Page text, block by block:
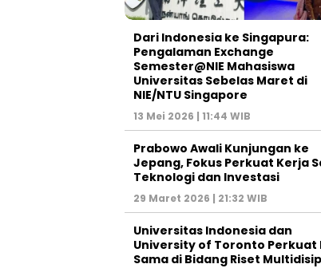
Dari Indonesia ke Singapura:
Pengalaman Exchange
Semester@NIE Mahasiswa
Universitas Sebelas Maret di
NIE/NTU Singapore
13 Mei 2026 | 11:44 WIB
Prabowo Awali Kunjungan ke
Jepang, Fokus Perkuat Kerja
Teknologi dan Investasi
29 Maret 2026 | 21:32 WIB
Universitas Indonesia dan
University of Toronto Perkuat
Sama di Bidang Riset